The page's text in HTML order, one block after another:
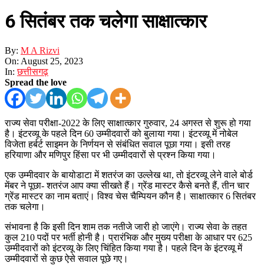
6 सितंबर तक चलेगा साक्षात्कार
By: M A Rizvi
On: August 25, 2023
In: छत्तीसगढ़
Spread the love
राज्य सेवा परीक्षा-2022 के लिए साक्षात्कार गुरुवार, 24 अगस्त से शुरू हो गया
है। इंटरव्यू के पहले दिन 60 उम्मीदवारों को बुलाया गया। इंटरव्यू में नोबेल
विजेता हर्बर्ट साइमन के निर्णयन से सं​बंधित सवाल पूछा गया। इसी तरह
हरियाणा और मणिपुर हिंसा पर भी उम्मीदवारों से प्रश्न किया गया।
एक उम्मीदवार के बायोडाटा में शतरंज का उल्लेख था, तो इंटरव्यू लेने वाले बोर्ड
मेंबर ने पूछा- शतरंज आप क्या सीखते हैं। ग्रेंड मास्टर कैसे बनते हैं, तीन चार
ग्रेंड मास्टर का नाम बताएं। विश्व चेस चैम्पियन कौन है। साक्षात्कार 6 सितंबर
तक चलेगा।
संभावना है कि इसी दिन शाम तक नतीजे जारी हो जाएंगे। राज्य सेवा के तहत
कुल 210 पदों पर भर्ती होनी है। प्रारंभिक और मुख्य परीक्षा के आधार पर 625
उम्मीदवारों को इंटरव्यू के लिए चिंहित किया गया है। पहले दिन के इंटरव्यू में
उम्मीदवारों से कुछ ऐसे सवाल पूछे गए।